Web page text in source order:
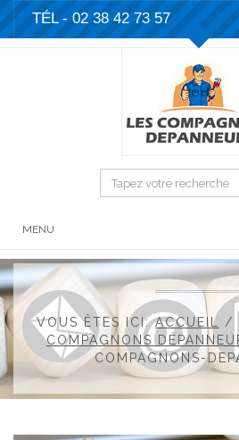
TÉL - 02 38 42 73 57
MENU
VOUS ÊTES ICI:ACCUEIL /
COMPAGNONS
COMPAGNONS-